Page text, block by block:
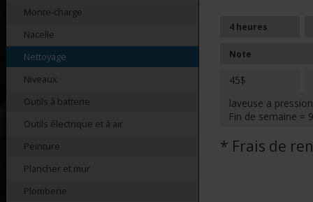
Monte-charge
Nacelle
Nettoyage
Niveaux
Outils à batterie
Outils électrique et à air
Peinture
Plancher et mur
Plomberie
4 heures
Note
45$
laveuse a
Fin de semaine =
* Frais de